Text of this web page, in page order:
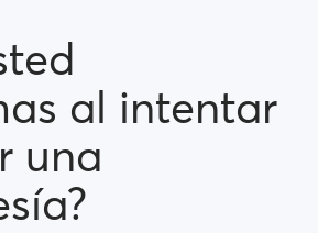
mi suscripción a una
al intentar
una